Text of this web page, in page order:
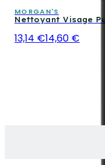
MORGAN'S
Nettoyant Visage
13,14 €14,60 €